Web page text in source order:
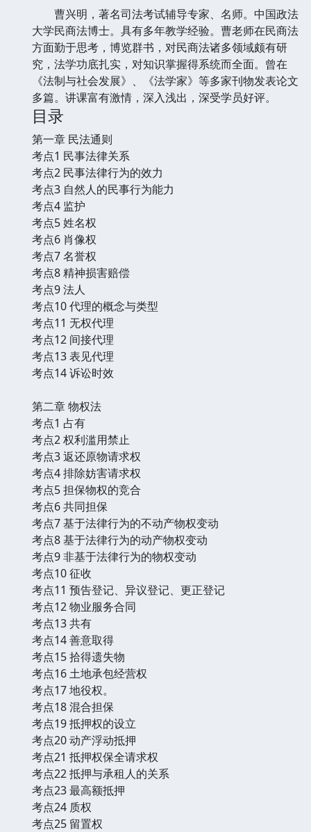
曹兴明，著名司法考试辅导专家、名师。中国政法
大学民商法博士。具有多年教学经验。曹老师在民商法
方面勤于思考，博览群书，对民商法诸多领域颇有研
究，法学功底扎实，对知识掌握得系统而全面。曾在
《法制与社会发展》、《法学家》等多家刊物发表论文
多篇。讲课富有激情，深入浅出，深受学员好评。
目录
第一章 民法通则
考点1 民事法律关系
考点2 民事法律行为的效力
考点3 自然人的民事行为能力
考点4 监护
考点5 姓名权
考点6 肖像权
考点7 名誉权
考点8 精神损害赔偿
考点9 法人
考点10 代理的概念与类型
考点11 无权代理
考点12 间接代理
考点13 表见代理
考点14 诉讼时效
第二章 物权法
考点1 占有
考点2 权利滥用禁止
考点3 返还原物请求权
考点4 排除妨害请求权
考点5 担保物权的竞合
考点6 共同担保
考点7 基于法律行为的不动产物权变动
考点8 基于法律行为的动产物权变动
考点9 非基于法律行为的物权变动
考点10 征收
考点11 预告登记、异议登记、更正登记
考点12 物业服务合同
考点13 共有
考点14 善意取得
考点15 拾得遗失物
考点16 土地承包经营权
考点17 地役权。
考点18 混合担保
考点19 抵押权的设立
考点20 动产浮动抵押
考点21 抵押权保全请求权
考点22 抵押与承租人的关系
考点23 最高额抵押
考点24 质权
考点25 留置权